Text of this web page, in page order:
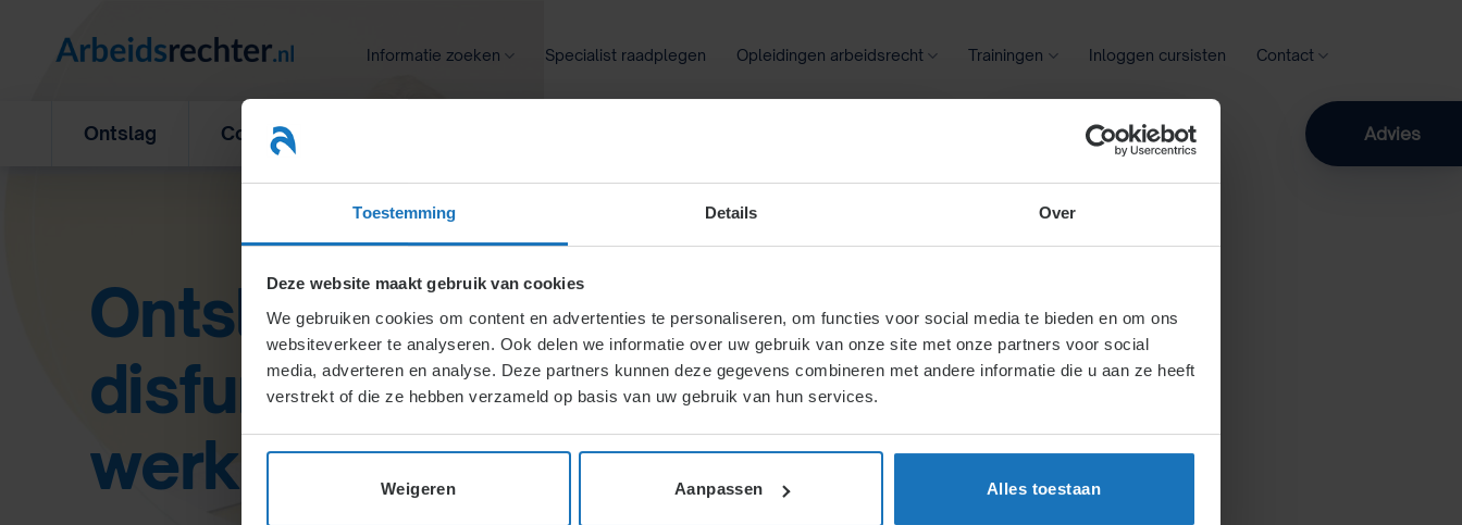
Toestemming Details Over
Deze website maakt gebruik van cookies
We gebruiken cookies om content en advertenties te personaliseren, om functies voor social media te bieden en om ons
websiteverkeer te analyseren. Ook delen we informatie over uw gebruik van onze site met onze partners voor social
media, adverteren en analyse. Deze partners kunnen deze gegevens combineren met andere informatie die u aan ze heeft
verstrekt of die ze hebben verzameld op basis van uw gebruik van hun services.
Weigeren Aanpassen Alles toestaan
Informatie zoeken Specialist raadplegen Opleidingen arbeidsrecht Trainingen Inloggen cursisten Contact
Ontslag Concurrentiebeding Zoeken Advies
Ontslag van
disfunctionerende
werknemer